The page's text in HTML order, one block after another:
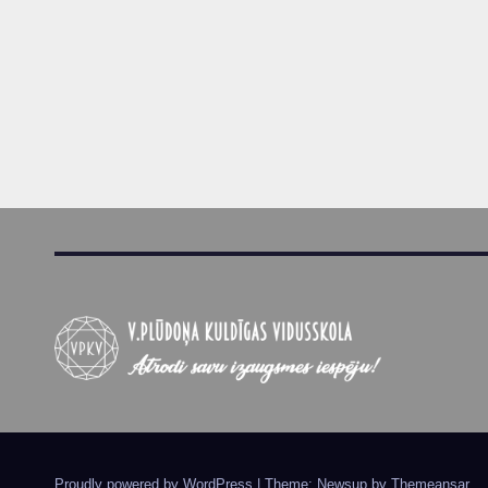
Proudly powered by WordPress Theme: Newsup by Themeansar.